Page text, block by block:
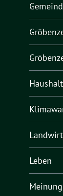
Haushalt
Leben
Meinung